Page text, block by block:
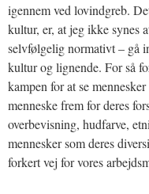
igennem ved lovindgreb.
kultur, er, at jeg ikke synes
selvfølgelig normativt – gå
kultur og lignende. For så
kampen for at se
menneske frem for deres
overbevisning, hudfarve,
mennesker som deres
forkert vej for vores